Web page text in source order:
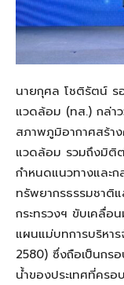
นายกุศล โชติรัตน์ ร
แวดล้อม (ทส.) กล่า
สภาพภูมิอากาศสร้า
แวดล้อม รวมถึงมิติ
กำหนดแนวทางและ
ทรัพยากรธรรมชาติ
กระทรวงฯ ขับเคลื่อ
แผนแม่บทการบริหา
2580) ซึ่งถือเป็นกร
น้ำของประเทศที่คร